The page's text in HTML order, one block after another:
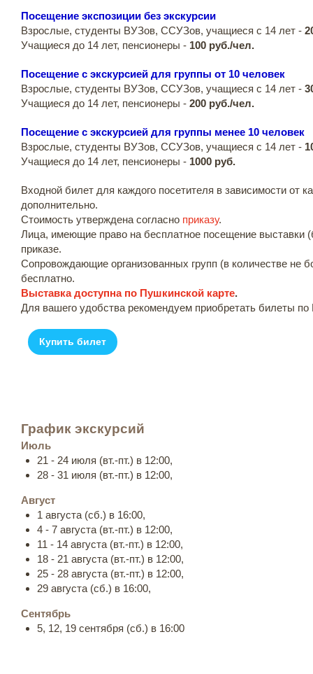
Посещение экспозиции без экскурсии
Взрослые, студенты ВУЗов, ССУЗов, учащиеся с 14 лет -
Учащиеся до 14 лет, пенсионеры - 100 руб./чел.
Посещение с экскурсией для группы от 10 человек
Взрослые, студенты ВУЗов, ССУЗов, учащиеся с 14 лет -
Учащиеся до 14 лет, пенсионеры - 200 руб./чел.
Посещение с экскурсией для группы менее 10 человек
Взрослые, студенты ВУЗов, ССУЗов, учащиеся с 14 лет -
Учащиеся до 14 лет, пенсионеры - 1000 руб.
Входной билет для каждого посетителя в зависимости от
дополнительно.
Стоимость утверждена согласно приказу.
Лица, имеющие право на бесплатное посещение выставки
приказе.
Сопровождающие организованных групп (в количестве не
бесплатно.
Выставка доступна по Пушкинской карте.
Для вашего удобства рекомендуем приобретать билеты по
Купить билет
График экскурсий
Июль
21 - 24 июля (вт.-пт.) в 12:00,
28 - 31 июля (вт.-пт.) в 12:00,
Август
1 августа (сб.) в 16:00,
4 - 7 августа (вт.-пт.) в 12:00,
11 - 14 августа (вт.-пт.) в 12:00,
18 - 21 августа (вт.-пт.) в 12:00,
25 - 28 августа (вт.-пт.) в 12:00,
29 августа (сб.) в 16:00,
Сентябрь
5, 12, 19 сентября (сб.) в 16:00